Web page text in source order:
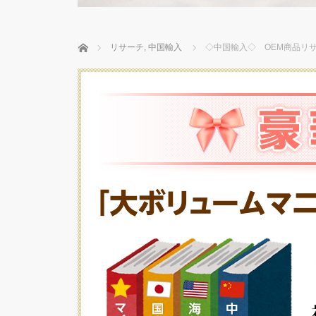
ホーム リサーチ, 中国輸入 ◇中国輸入◇ OEM商品リ